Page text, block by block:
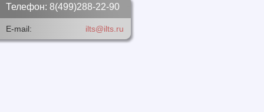
Телефон: 8(499)288-22-90
E-mail: ilts@ilts.ru